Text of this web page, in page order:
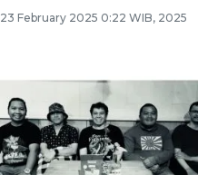
23 February 2025 0:22 WIB, 2025